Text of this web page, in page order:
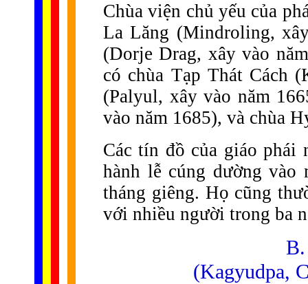
Chùa viện chủ yếu của
La Lăng (Mindroling,
(Dorje Drag, xây vào
có chùa Tạp Thát Cách
(Palyul, xây vào năm
vào năm 1685), và chùa
Các tín đồ của giáo phái
hành lễ cúng dường
tháng giêng. Họ cũng
với nhiều người trong ba
(Kagyudpa,